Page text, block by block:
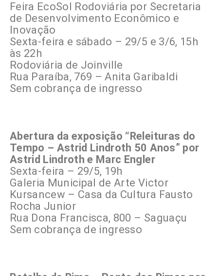
Feira EcoSol Rodoviária por Secretaria
de Desenvolvimento Econômico e
Inovação
Sexta-feira e sábado – 29/5 e 3/6, 15h
às 22h
Rodoviária de Joinville
Rua Paraíba, 769 – Anita Garibaldi
Sem cobrança de ingresso
Abertura da exposição “Releituras do
Tempo – Astrid Lindroth 50 Anos” por
Astrid Lindroth e Marc Engler
Sexta-feira – 29/5, 19h
Galeria Municipal de Arte Victor
Kursancew – Casa da Cultura Fausto
Rocha Junior
Rua Dona Francisca, 800 – Saguaçu
Sem cobrança de ingresso